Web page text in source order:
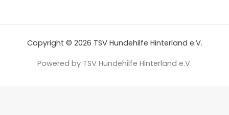
Copyright © 2026 TSV Hundehilfe Hinterland e.V.
Powered by TSV Hundehilfe Hinterland e.V.